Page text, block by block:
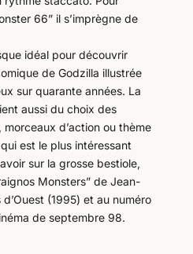
66” il s’imprègne de
idéal pour découvrir
de Godzilla illustrée
sur quarante années. La
aussi du choix des
d’action ou thème
est le plus intéressant
sur la grosse bestiole,
Monsters” de Jean-
(1995) et au numéro
de septembre 98.